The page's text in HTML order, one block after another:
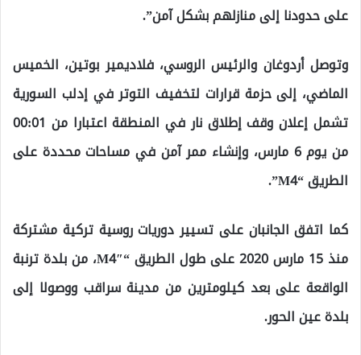
على حدودنا إلى منازلهم بشكل آمن”.
وتوصل أردوغان والرئيس الروسي، فلاديمير بوتين، الخميس
الماضي، إلى حزمة قرارات لتخفيف التوتر في إدلب السورية
تشمل إعلان وقف إطلاق نار في المنطقة اعتبارا من 00:01
من يوم 6 مارس، وإنشاء ممر آمن في مساحات محددة على
الطريق “M4”.
كما اتفق الجانبان على تسيير دوريات روسية تركية مشتركة
منذ 15 مارس 2020 على طول الطريق “M4″، من بلدة ترنبة
الواقعة على بعد كيلومترين من مدينة سراقب ووصولا إلى
بلدة عين الحور.